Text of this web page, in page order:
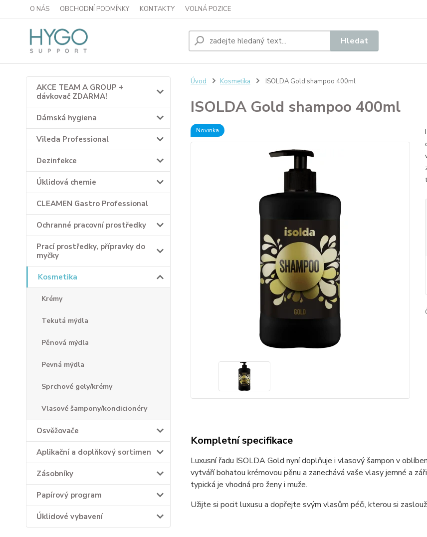
O NÁS OBCHODNÍ PODMÍNKY KONTAKTY VOLNÁ POZICE
Hledat
AKCE TEAM A GROUP +
dávkovač ZDARMA!
Dámská hygiena
Vileda Professional
Dezinfekce
Úklidová chemie
CLEAMEN Gastro Professional
Ochranné pracovní prostředky
Prací prostředky, přípravky do
myčky
Kosmetika
Krémy
Tekutá mýdla
Pěnová mýdla
Pevná mýdla
Sprchové gely/krémy
Vlasové šampony/kondicionéry
Osvěžovače
Aplikační a doplňkový sortimen
Zásobníky
Papírový program
Úklidové vybavení
Úvod Kosmetika ISOLDA Gold shampoo 400ml
ISOLDA Gold shampoo 400ml
Novinka
Kompletní specifikace
​Luxusní řadu ISOLDA Gold nyní doplňuje i vlasový šampon v
vytváří bohatou krémovou pěnu a zanechává vaše vlasy jemné a
typická je vhodná pro ženy i muže.
Užijte si pocit luxusu a dopřejte svým vlasům péči, kterou si